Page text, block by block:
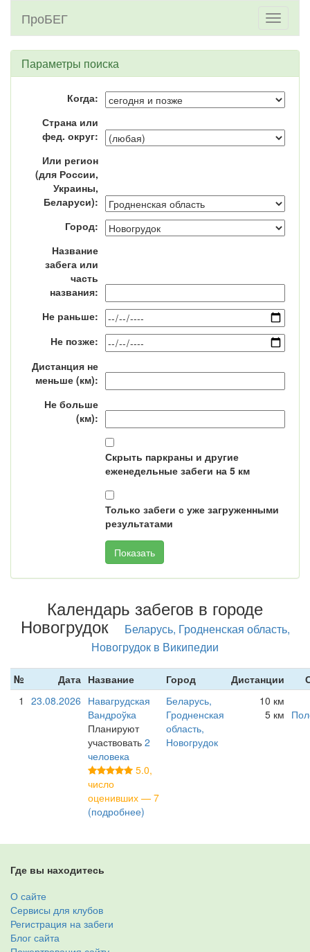
Toggle
ПроБЕГ
Параметры поиска
Когда:
Страна или
фед. округ:
Или регион
(для России,
Украины,
Беларуси):
Город:
Название
забега или
часть
названия:
Не раньше:
Не позже:
Дистанция не
меньше (км):
Не больше
(км):
Скрыть паркраны и другие
еженедельные забеги на 5 км
Только забеги с уже загруженными
результатами
Календарь забегов в городе
Новогрудок
Беларусь, Гродненская область,
Новогрудок в Википедии
№ Дата Название Город Дистанции
1
23.08.2026 Навагрудская
Вандроўка
Планируют
участвовать 2
человека
5.0,
число
оценивших — 7
(подробнее)
Беларусь,
Гродненская
область,
Новогрудок
10 км
5 км
Где вы находитесь
О сайте
Сервисы для клубов
Регистрация на забеги
Блог сайта